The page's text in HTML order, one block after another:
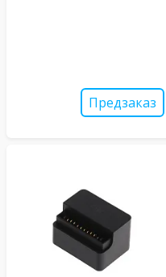
Предзаказ